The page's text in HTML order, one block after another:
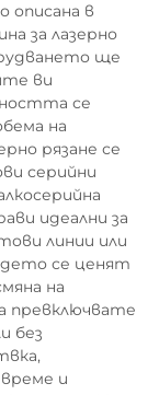
описана в
за лазерно
ще
ви
се
на
рязане се
серийни
идеални за
линии или
се ценят
на
превключвате
без
и